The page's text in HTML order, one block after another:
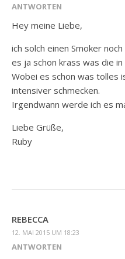
ANTWORTEN
Hey meine Liebe,
ich solch einen Smoker
es ja schon krass was die
Wobei es schon was tolles
intensiver schmecken.
Irgendwann werde ich es
Liebe Grüße,
Ruby
REBECCA
12. MAI 2015 UM 18:23
ANTWORTEN